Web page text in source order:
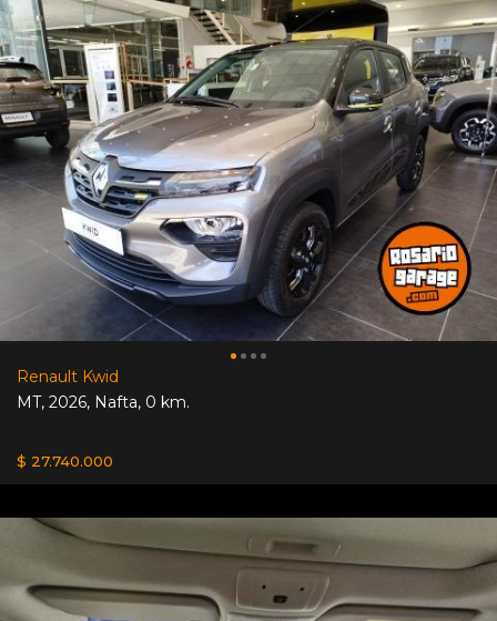
Renault Kwid
MT, 2026, Nafta, 0 km.
$ 27.740.000